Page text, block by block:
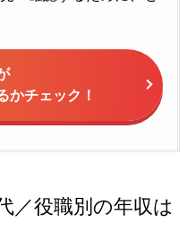
かチェック！
／役職別の年収は